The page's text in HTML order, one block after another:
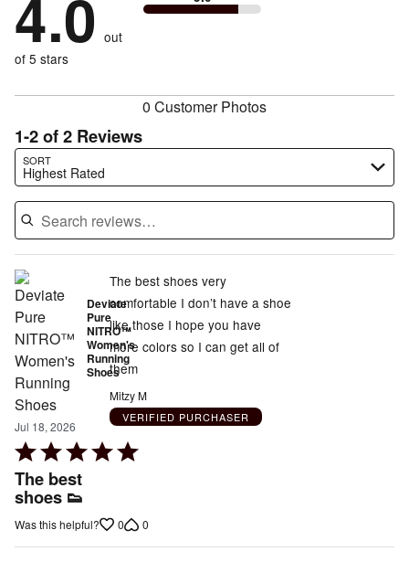
reviewers
of
reviewers
50%
of
reviewers
0%
reviewers
by
0%
of
4.0 out
of 5 stars
0 Customer Photos
1-2 of 2 Reviews
SORT
Highest Rated
Search reviews…
Deviate
Pure
NITRO™
Women's
Running
Shoes
Jul 18, 2026
Rated
5
out
The best
shoes 👟
The best shoes very
comfortable I don’t have a shoe
like those I hope you have
more colors so I can get all of
them
Mitzy M
VERIFIED PURCHASER
Was this helpful? 0 0